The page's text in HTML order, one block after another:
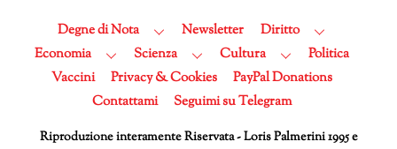
Top
Degne di Nota Newsletter
Diritto
Economia
Scienza Cultura
Politica
Vaccini
Privacy & Cookies
PayPal Donations
Contattami
Seguimi su Telegram
Riproduzione interamente Riservata - Loris Palmerini 1995 e